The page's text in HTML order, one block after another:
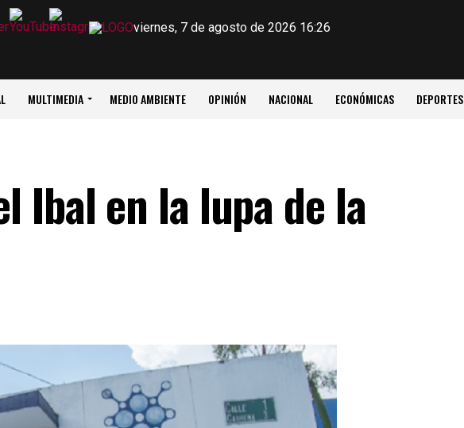
viernes, 7 de agosto de 2026 16:26
MULTIMEDIA MEDIO AMBIENTE OPINIÓN NACIONAL ECONÓMICAS DEPORTES
Ibal en la lupa de la